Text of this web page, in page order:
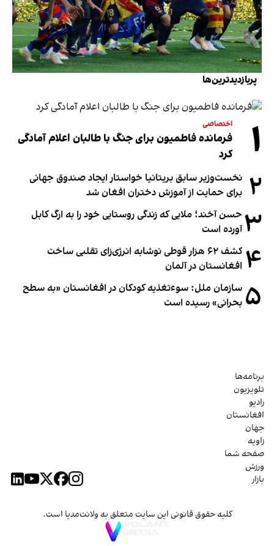
پربازدیدترین‌ها
۱ اختصاصی
فرمانده فاطمیون برای جنگ با طالبان اعلام آمادگی
کرد
۲ نخست‌وزیر سابق بریتانیا خواستار ایجاد صندوق جهانی
برای حمایت از آموزش دختران افغان شد
۳ حسن آخند؛ ملایی که زندگی روستایی خود را به ارگ کابل
آورده است
۴
کشف ۶۲ هزار قوطی نوشابه انرژی‌زای تقلبی ساخت
افغانستان در آلمان
۵ سازمان ملل: سوء‌تغذیه کودکان در افغانستان «به سطح
بحرانی» رسیده است
برنامه‌ها
تلویزیون
رادیو
افغانستان
جهان
زاویه
صفحه شما
ورزش
بازار
کلیه حقوق قانونی این سایت متعلق به ولانت‌مدیا است.